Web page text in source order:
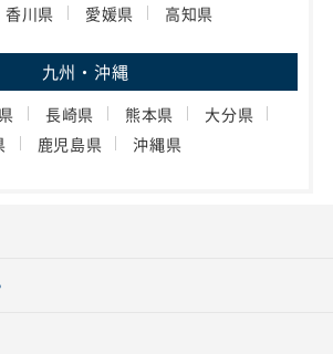
香川県 愛媛県 高知県
九州・沖縄
長崎県 熊本県
大分県
鹿児島県 沖縄県